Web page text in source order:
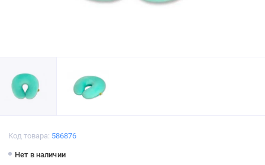
Код товара: 586876
Нет в наличии